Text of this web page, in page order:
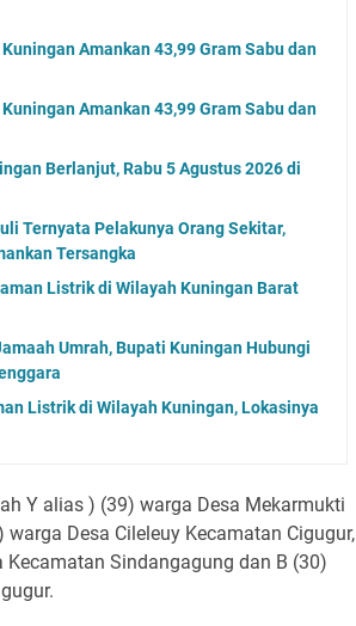
Amankan 43,99 Gram Sabu dan
Amankan 43,99 Gram Sabu dan
Berlanjut, Rabu 5 Agustus 2026 di
Ternyata Pelakunya Orang Sekitar,
Tersangka
Listrik di Wilayah Kuningan Barat
Umrah, Bupati Kuningan Hubungi
Listrik di Wilayah Kuningan, Lokasinya
Y alias ) (39) warga Desa Mekarmukti
Desa Cileleuy Kecamatan Cigugur,
Sindangagung dan B (30)